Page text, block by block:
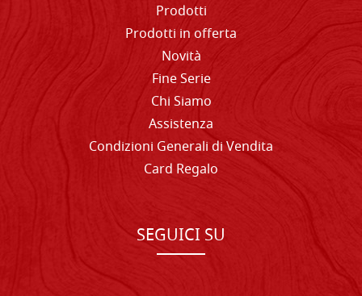
Prodotti
Prodotti in offerta
Novità
Fine Serie
Chi Siamo
Assistenza
Condizioni Generali di Vendita
Card Regalo
SEGUICI SU